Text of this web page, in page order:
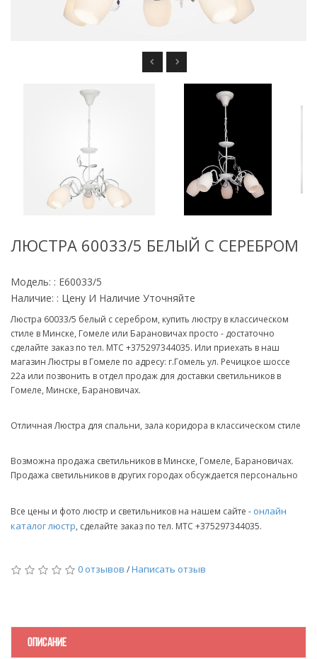
ЛЮСТРА 60033/5 БЕЛЫЙ С СЕРЕБРОМ
Модель: : E60033/5
Наличие: : Цену И Наличие Уточняйте
Люстра 60033/5 белый с серебром, купить люстру в классическом
стиле в Минске, Гомеле или Барановичах просто - достаточно
сделайте заказ по тел. МТС +375297344035. Или приехать в наш
магазин Люстры в Гомеле по адресу: г.Гомель ул. Речицкое шоссе
22а или позвонить в отдел продаж для доставки светильников в
Гомеле, Минске, Барановичах.
Отличная Люстра для спальни, зала коридора в классическом стиле
Возможна продажа светильников в Минске, Гомеле, Барановичах.
Продажа светильников в других городах обсуждается персонально
Все цены и фото люстр и светильников на нашем сайте - онлайн
каталог люстр, сделайте заказ по тел. МТС +375297344035.
0 отзывов /Написать отзыв
ОПИСАНИЕ